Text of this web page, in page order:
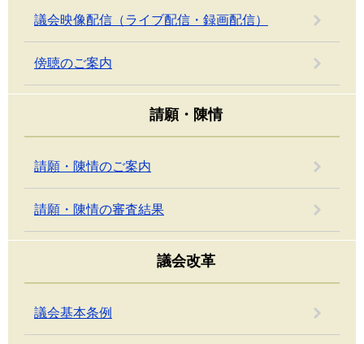
議会映像配信（ライブ配信・録画配信）
傍聴のご案内
請願・陳情
請願・陳情のご案内
請願・陳情の審査結果
議会改革
議会基本条例